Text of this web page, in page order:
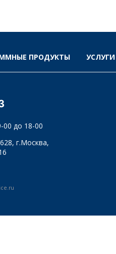
ПРОДУКТЫ УСЛУГИ
00 до 18-00
г.Москва,